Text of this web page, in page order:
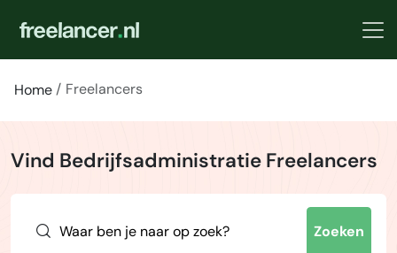
Home Freelancers
Vind Bedrijfsadministratie Freelancers
Zoeken